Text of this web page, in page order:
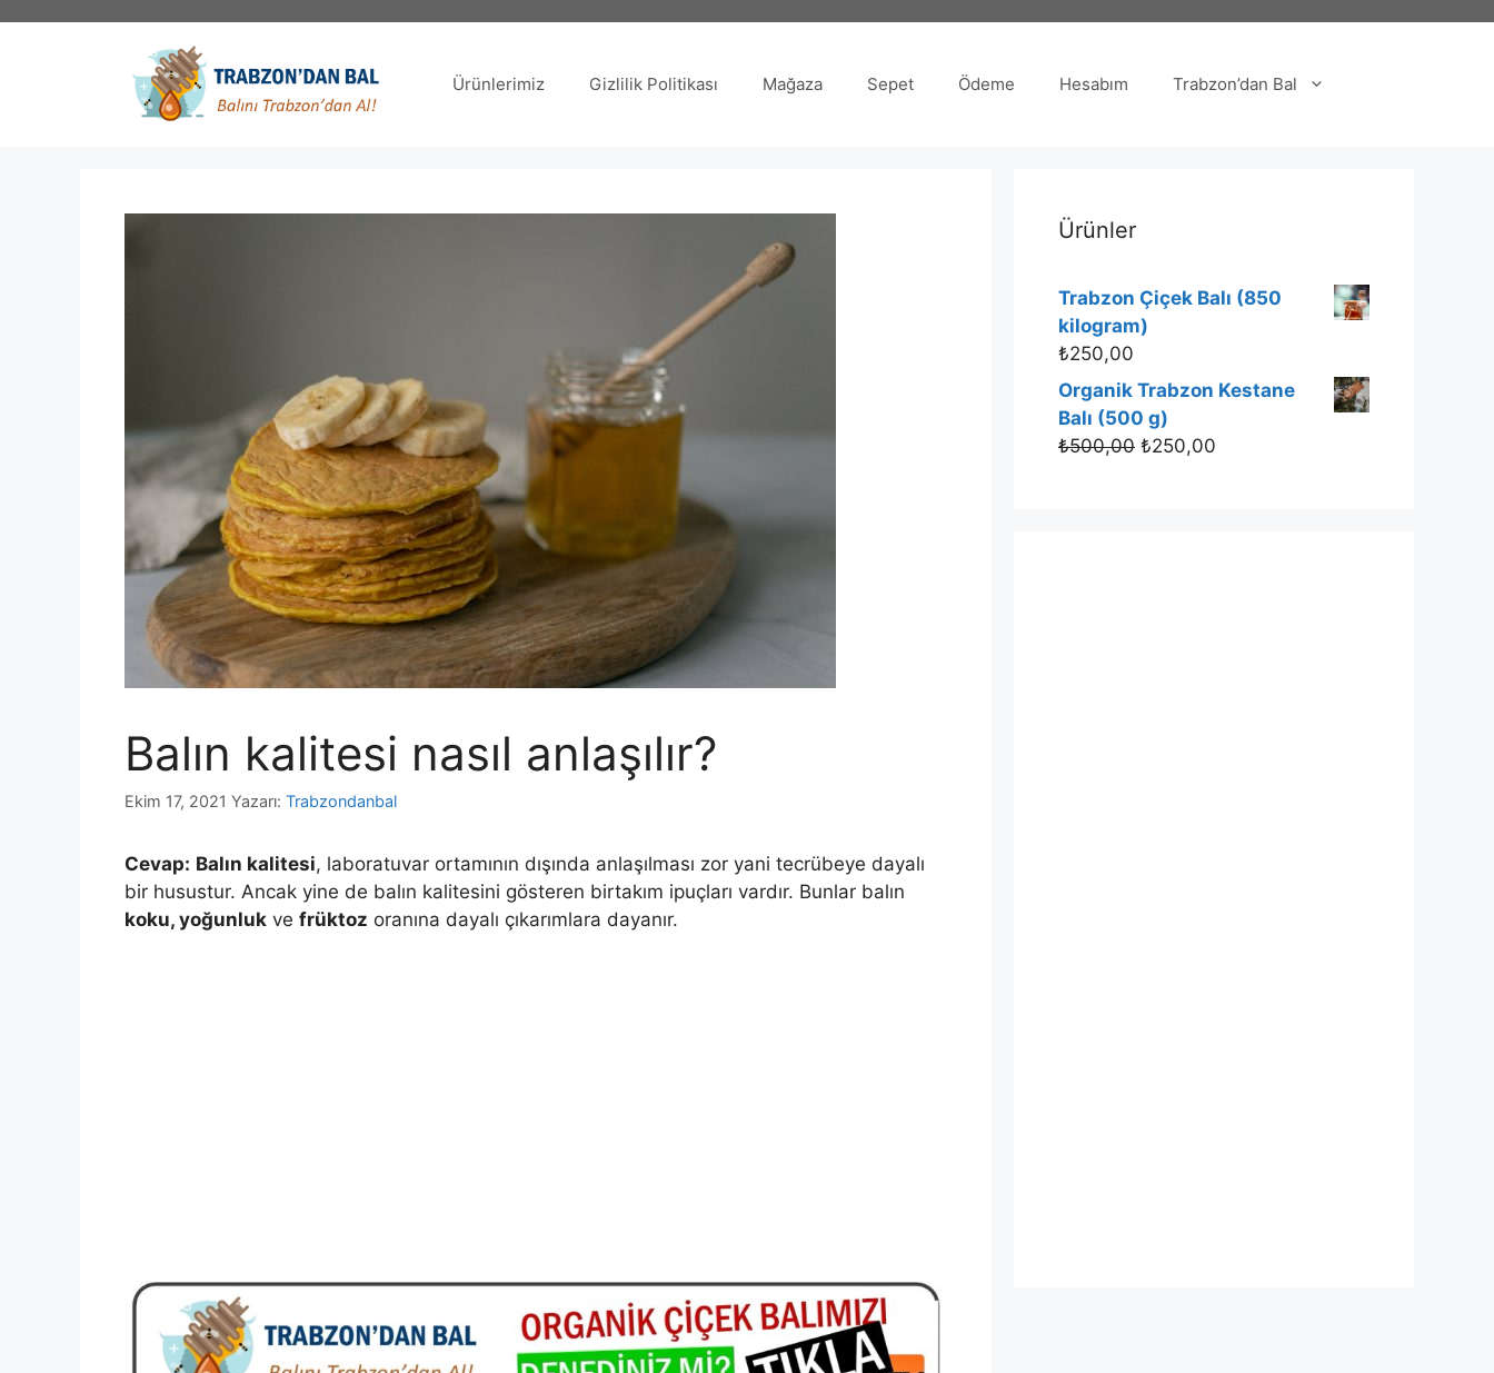
Ürünlerimiz Gizlilik Politikası Mağaza Sepet Ödeme Hesabım Trabzon’dan Bal
Balın kalitesi nasıl anlaşılır?
Ekim 17, 2021 Yazarı: Trabzondanbal
Cevap: Balın kalitesi, laboratuvar ortamının dışında anlaşılması zor yani tecrübeye dayalı
bir husustur. Ancak yine de balın kalitesini gösteren birtakım ipuçları vardır. Bunlar balın
koku, yoğunluk ve früktoz oranına dayalı çıkarımlara dayanır.
Ürünler
Trabzon Çiçek Balı (850
kilogram)
₺250,00
Organik Trabzon Kestane
Balı (500 g)
₺500,00 ₺250,00